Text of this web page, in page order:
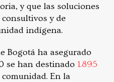
y que las soluciones
y de
indígena.
Bogotá ha asegurado
se han destinado 1.895
En la